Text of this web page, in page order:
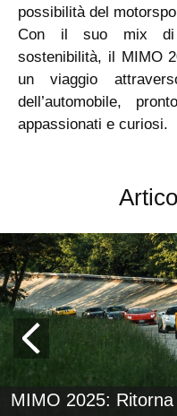
possibilità del
Con il suo mix di
sostenibilità, il MIMO
un viaggio
dell’automobile,
appassionati e curiosi.
MIMO 2025: